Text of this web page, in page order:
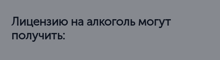
Лицензию на алкоголь могут
получить: